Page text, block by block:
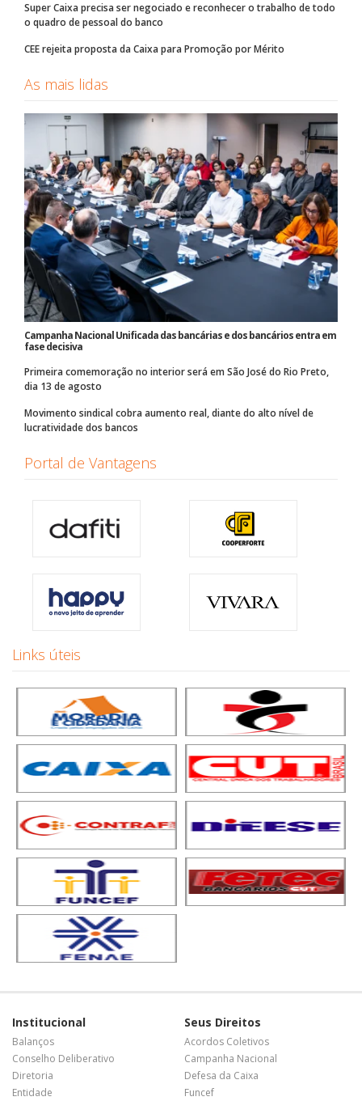
Super Caixa precisa ser negociado e reconhecer o trabalho de todo
o quadro de pessoal do banco
CEE rejeita proposta da Caixa para Promoção por Mérito
As mais lidas
Campanha Nacional Unificada das bancárias e dos bancários entra em
fase decisiva
Primeira comemoração no interior será em São José do Rio Preto,
dia 13 de agosto
Movimento sindical cobra aumento real, diante do alto nível de
lucratividade dos bancos
Portal de Vantagens
Links úteis
Institucional
Balanços
Conselho Deliberativo
Diretoria
Entidade
Seus Direitos
Acordos Coletivos
Campanha Nacional
Defesa da Caixa
Funcef